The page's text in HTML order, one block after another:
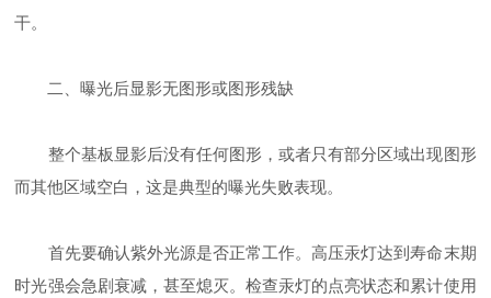
干。
二、曝光后显影无图形或图形残缺
整个基板显影后没有任何图形，或者只有部分区域出现图形
而其他区域空白，这是典型的曝光失败表现。
首先要确认紫外光源是否正常工作。高压汞灯达到寿命末期
时光强会急剧衰减，甚至熄灭。检查汞灯的点亮状态和累计使用